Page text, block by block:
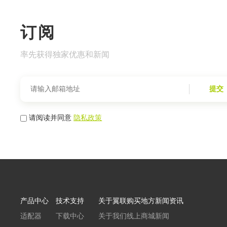
订阅
率先获得独家优惠和新闻
提交
请阅读并同意隐私政策
产品中心
适配器
技术支持
下载中心
关于翼联
关于我们
购买地方
线上商城
新闻资讯
新闻